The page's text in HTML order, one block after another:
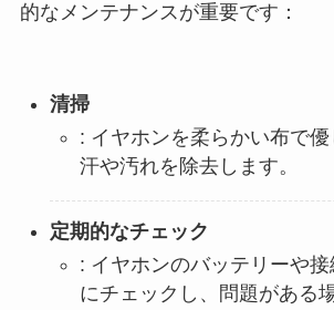
的なメンテナンスが重要です：
清掃
: イヤホンを柔らかい布で優
汗や汚れを除去します。
定期的なチェック
: イヤホンのバッテリーや
にチェックし、問題がある